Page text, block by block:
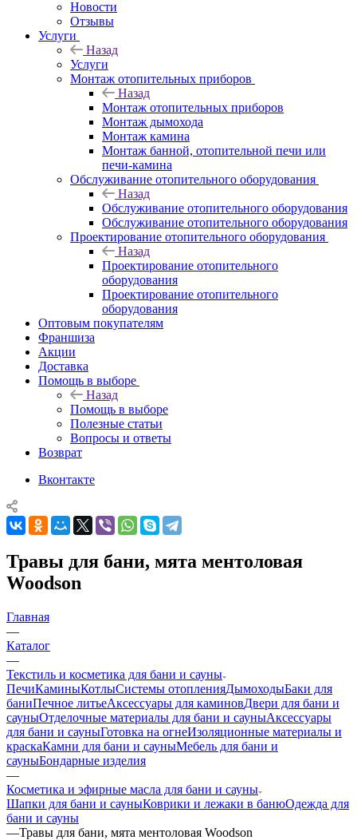
Новости
Отзывы
Услуги
Назад
Услуги
Монтаж отопительных приборов
Назад
Монтаж отопительных приборов
Монтаж дымохода
Монтаж камина
Монтаж банной, отопительной печи или
печи-камина
Обслуживание отопительного оборудования
Назад
Обслуживание отопительного оборудования
Обслуживание отопительного оборудования
Проектирование отопительного оборудования
Назад
Проектирование отопительного
оборудования
Проектирование отопительного
оборудования
Оптовым покупателям
Франшиза
Акции
Доставка
Помощь в выборе
Назад
Помощь в выборе
Полезные статьи
Вопросы и ответы
Возврат
Вконтакте
Травы для бани, мята ментоловая
Woodson
Главная
—
Каталог
—
Текстиль и косметика для бани и сауны
ПечиКаминыКотлыСистемы отопленияДымоходыБаки для
баниПечное литьеАксессуары для каминовДвери для бани и
сауныОтделочные материалы для бани и сауныАксессуары
для бани и сауныГотовка на огнеИзоляционные материалы и
краскаКамни для бани и сауныМебель для бани и
сауныБондарные изделия
—
Косметика и эфирные масла для бани и сауны
Шапки для бани и сауныКоврики и лежаки в банюОдежда для
бани и сауны
—Травы для бани, мята ментоловая Woodson